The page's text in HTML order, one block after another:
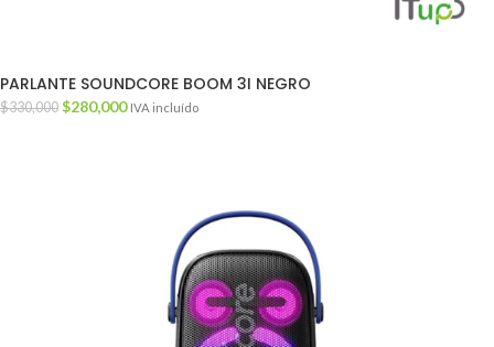
PARLANTE SOUNDCORE BOOM 3I NEGRO
$330,000 $280,000 IVA incluído